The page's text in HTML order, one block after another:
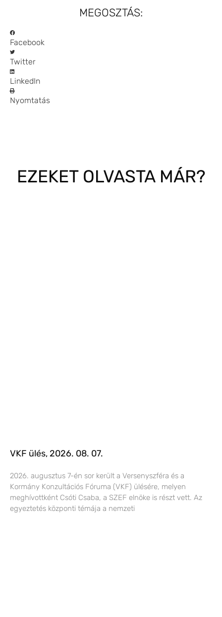
MEGOSZTÁS:
Facebook
Twitter
LinkedIn
Nyomtatás
EZEKET OLVASTA MÁR?
VKF ülés, 2026. 08. 07.
2026. augusztus 7-én sor került a Versenyszféra és a
Kormány Konzultációs Fóruma (VKF) ülésére, melyen
meghívottként Csóti Csaba, a SZEF elnöke is részt vett. Az
egyeztetés központi témája a nemzeti